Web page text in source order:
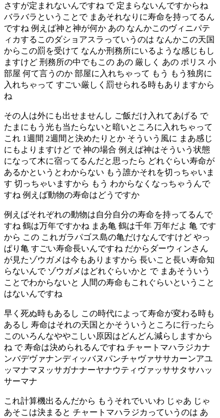
さすが定まれないんですね で 定まらないんですからね
バラバラということで まあそれなりに寿命を持ってるん
ですね 例えば神と神が何か あの なんかこのヴィニパテ
ィカするこのダショアスラっていうのは なんかこの天国
からこの罰を受けて なんか刑務所にいるような感じもし
ますけど 刑務所の中でもこの あの 厳しく あの ポリス 小
部屋 何て言うのか 部屋に入れちゃって もう もう独房に
入れちゃって すごい厳しく罰せられる時もありますから
ね
その人は外にも出せませんし ご飯だけ入れてあげる で
たまにもう光も当たらないと暗いところに入れちゃって
これ 1週間 2週間と決めたりとか そういう風に まあ感じ
にもよりますけど で 神の場合 例えば神はそういう状態
になって木に宿ってるんだと思ったら どれぐらい寿命が
あるかというとわからない もう誰かそれを切っちゃいま
す 切っちゃいますから もう わからなくなっちゃうんで
すね 例えば動物の寿命はどうですか
例えばそれぞれの動物は自分自分の寿命を持ってるんで
すね 鶴は万年ですかね まあ亀 鶴は千年 万年だよ 亀 です
から この これガラパゴス島の亀だけなんですけど やっ
ぱり亀 すごい寿命長いんですね だからダーウィンさん
が見たゾウガメは今もありますから 長いこと長い寿命知
らないんで ゾウガメはどれぐらいかと で まあそういう
ことでわからないと 人間の寿命もこれぐらいということ
はないんですね
早く死ぬ時もあるし この時代によって寿命が変わる時も
あるし 寿命はそれの天国とかそういうところに行ったら
このいろんなややこしい原因はどんどん減らしますから
ね で 寿命は決められるんですね チャートマハラジカナ
ンバデヴァナンディッバヌパンチャヴァササカーンアユ
ッマナマヌッサガナナーヤナウティヴァッササタサハッ
サーマナ
これ計算機出るんだから もうそれでいいわ じゃあ じゃ
あそこは決まると チャートマハラジカっていうのは あ